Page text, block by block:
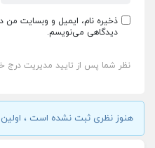
ذخیره نام، ایمیل و وبسایت من
دیدگاهی می‌نویسم.
نظر شما پس از تایید مدیریت درج
هنوز نظری ثبت نشده است ،